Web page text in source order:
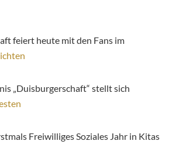
feiert heute mit den Fans im
„Duisburgerschaft“ stellt sich
Freiwilliges Soziales Jahr in Kitas